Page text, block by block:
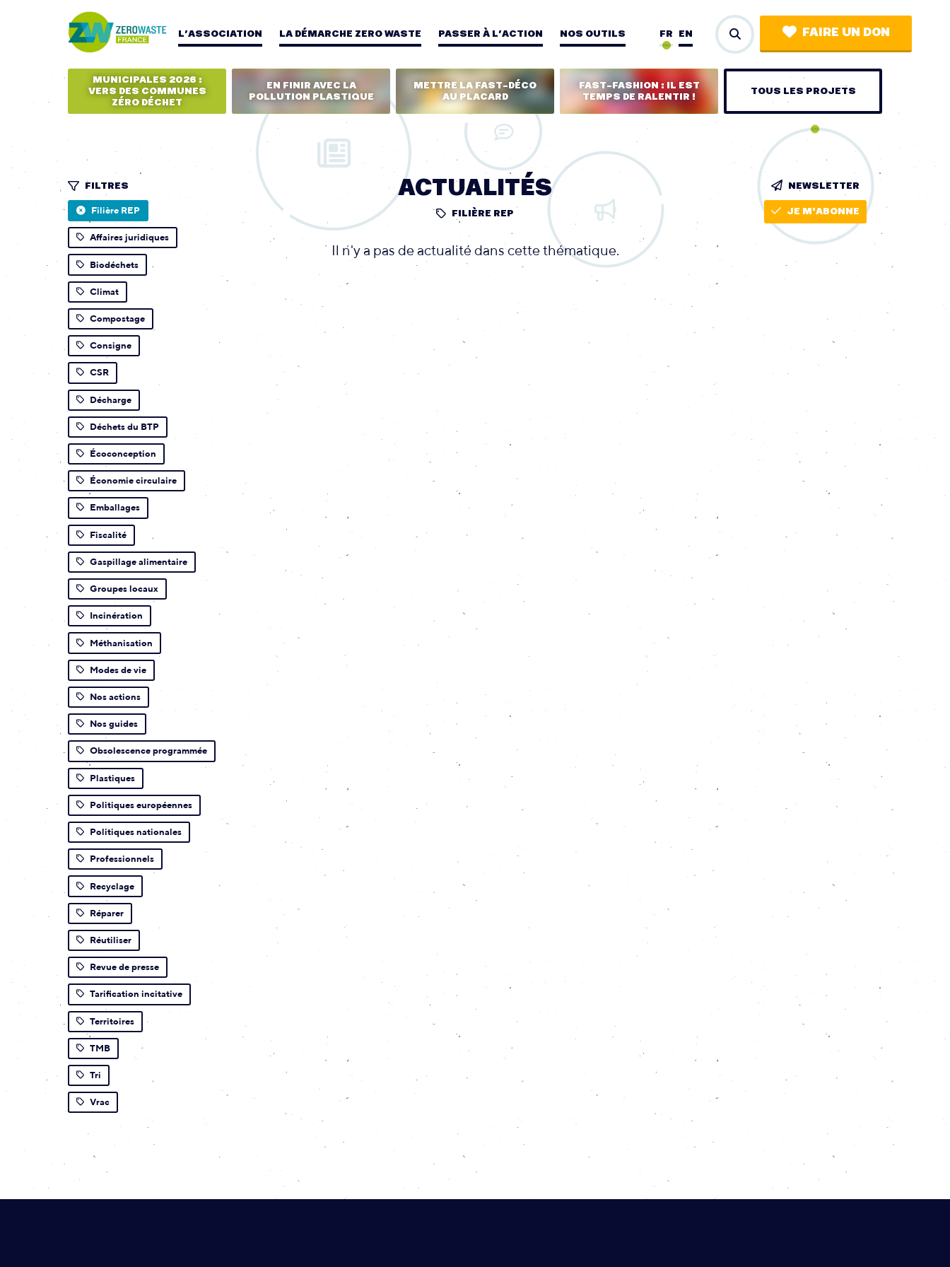
L’ASSOCIATION LA DÉMARCHE ZERO WASTE PASSER À L’ACTION NOS OUTILS EN
FR FAIRE UN DON
MUNICIPALES 2026 :
VERS DES COMMUNES
ZÉRO DÉCHET
EN FINIR AVEC LA
POLLUTION PLASTIQUE
METTRE LA FAST-DÉCO
AU PLACARD
FAST-FASHION : IL EST
TEMPS DE RALENTIR !
TOUS LES PROJETS
FILTRES
Filière REP
Affaires juridiques
Biodéchets
Climat
Compostage
Consigne
CSR
Décharge
Déchets du BTP
Écoconception
Économie circulaire
Emballages
Fiscalité
Gaspillage alimentaire
Groupes locaux
Incinération
Méthanisation
Modes de vie
Nos actions
Nos guides
Obsolescence programmée
Plastiques
Politiques européennes
Politiques nationales
Professionnels
Recyclage
Réparer
Réutiliser
Revue de presse
Tarification incitative
Territoires
TMB
Tri
Vrac
ACTUALITÉS
FILIÈRE REP
Il n'y a pas de actualité dans cette thématique.
NEWSLETTER
JE M'ABONNE